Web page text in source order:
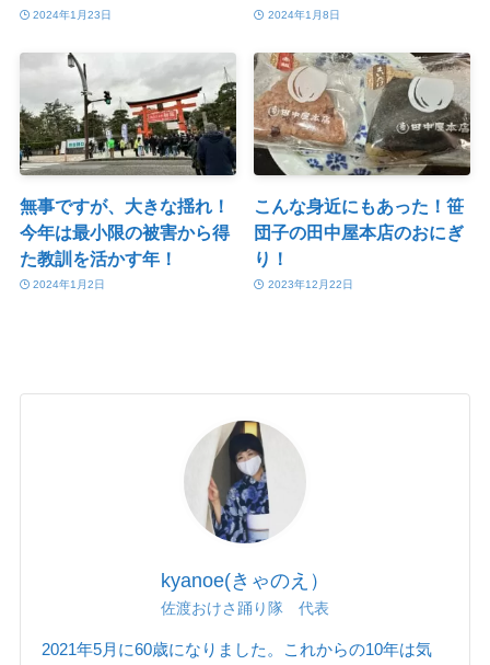
2024年1月23日 2024年1月8日
無事ですが、大きな揺れ！
今年は最小限の被害から得
た教訓を活かす年！
2024年1月2日
こんな身近にもあった！笹
団子の田中屋本店のおにぎ
り！
2023年12月22日
kyanoe(きゃのえ）
佐渡おけさ踊り隊 代表
2021年5月に60歳になりました。これからの10年は気